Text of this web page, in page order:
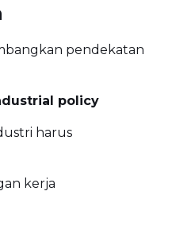
pendekatan
policy
harus
kerja